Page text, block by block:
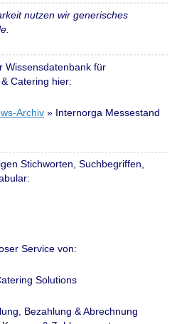
nutzen wir generisches
Wissensdatenbank für
Catering hier:
Archiv » Internorga Messestand
Stichworten, Suchbegriffen,
Service von:
Solutions
Bezahlung & Abrechnung